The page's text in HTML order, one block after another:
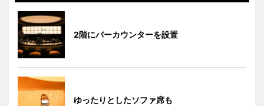
2階にバーカウンターを設置
ゆったりとしたソファ席も